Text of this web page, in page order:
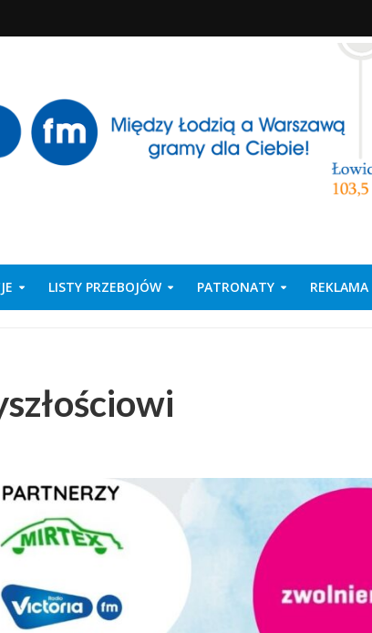
LISTY PRZEBOJÓW PATRONATY REKLAMA